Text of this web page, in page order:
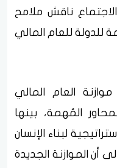
ناقش ملامح
للدولة للعام المالي
العام المالي
المُهمة، بينها
لبناء الإنسان
أن الموازنة الجديدة